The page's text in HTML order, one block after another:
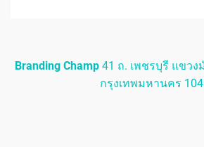
Branding Champ 41 ถ. เพชรบุรี แขวง
กรุงเทพมหานคร